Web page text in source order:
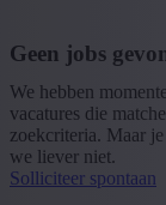
Provincie
+ Toon meer -
Sector
+ Toon meer
Geen jobs
We hebben
vacatures die
zoekcriteria. Maar
we liever niet.
Solliciteer spontaan